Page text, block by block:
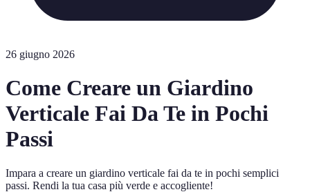
26 giugno 2026
Come Creare un Giardino
Verticale Fai Da Te in Pochi
Passi
Impara a creare un giardino verticale fai da te in pochi semplici
passi. Rendi la tua casa più verde e accogliente!